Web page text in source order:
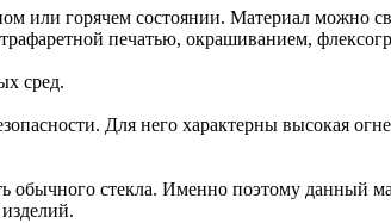
горячем состоянии. Материал можно
печатью, окрашиванием,
сред.
Для него характерны высокая
стекла. Именно поэтому данный